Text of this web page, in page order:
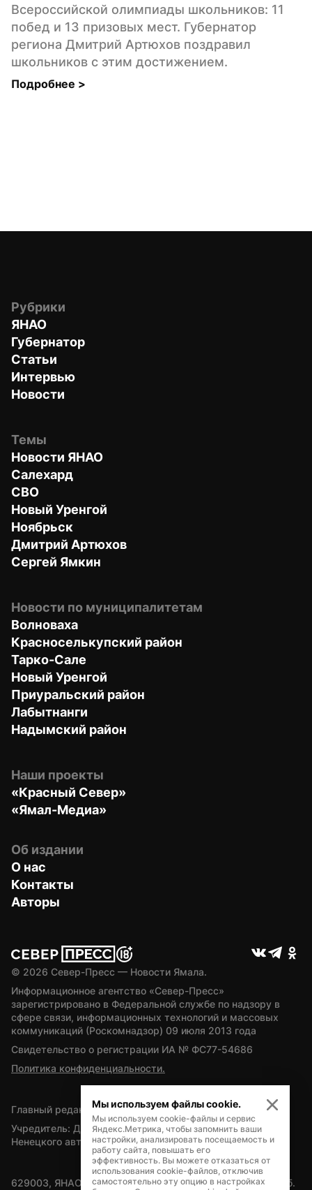
Всероссийской олимпиады школьников: 11
побед и 13 призовых мест. Губернатор
региона Дмитрий Артюхов поздравил
школьников с этим достижением.
Подробнее >
Рубрики
ЯНАО
Губернатор
Статьи
Интервью
Новости
Темы
Новости ЯНАО
Салехард
СВО
Новый Уренгой
Ноябрьск
Дмитрий Артюхов
Сергей Ямкин
Новости по муниципалитетам
Волноваха
Красноселькупский район
Тарко-Сале
Новый Уренгой
Приуральский район
Лабытнанги
Надымский район
Наши проекты
«Красный Север»
«Ямал-Медиа»
Об издании
О нас
Контакты
Авторы
© 2026 Север-Пресс — Новости Ямала.
Информационное агентство «Север-Пресс»
зарегистрировано в Федеральной службе по надзору в
сфере связи, информационных технологий и массовых
коммуникаций (Роскомнадзор) 09 июля 2013 года
Свидетельство о регистрации ИА № ФС77-54686
Политика конфиденциальности.
Главный редактор — А.Л. Поздеев
Учредитель: Департамент внутренней политики Ямало-
Ненецкого автономного округа
629003, ЯНАО, Салехард, мкр. Богдана Кнунянца, д.1, каб.
Мы используем файлы cookie.
Мы используем cookie-файлы и сервис
Яндекс.Метрика, чтобы запомнить ваши
настройки, анализировать посещаемость и
работу сайта, повышать его
эффективность. Вы можете отказаться от
использования cookie-файлов, отключив
самостоятельно эту опцию в настройках